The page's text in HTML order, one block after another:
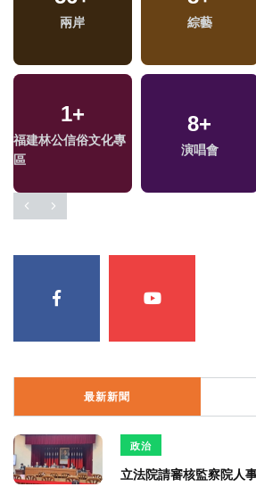
兩岸 綜藝
1+
福建林公信俗文化專
區
8+
演唱會
司法放大鏡 文教
3+
兩岸佛教文化交流專
區
55+
美食
最新新聞
政治
立法院請審核監察院人